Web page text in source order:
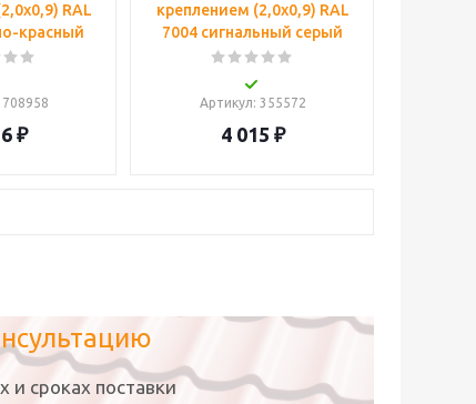
RAL
красный
708958
₽
креплением (2,0х0,9) RAL
7004 сигнальный серый
Артикул: 355572
4 015 ₽
и сроках поставки